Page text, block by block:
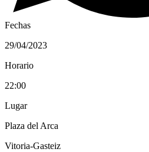
Fechas
29/04/2023
Horario
22:00
Lugar
Plaza del Arca
Vitoria-Gasteiz